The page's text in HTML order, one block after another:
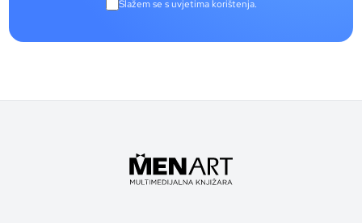
Slažem se s uvjetima korištenja.